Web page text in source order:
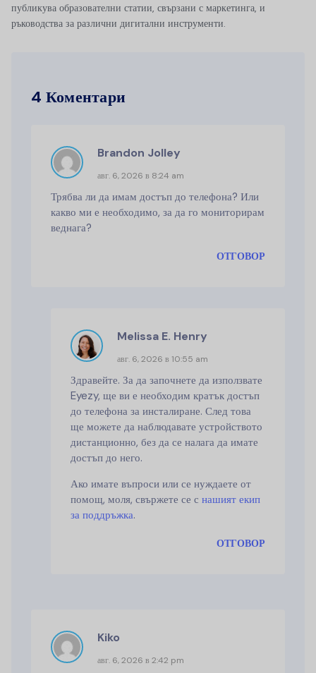
публикува образователни статии, свързани с маркетинга, и
ръководства за различни дигитални инструменти.
4 Коментари
Brandon Jolley
авг. 6, 2026 в 8:24 am
Трябва ли да имам достъп до телефона? Или
какво ми е необходимо, за да го мониторирам
веднага?
ОТГОВОР
Melissa E. Henry
авг. 6, 2026 в 10:55 am
Здравейте. За да започнете да използвате
Eyezy, ще ви е необходим кратък достъп
до телефона за инсталиране. След това
ще можете да наблюдавате устройството
дистанционно, без да се налага да имате
достъп до него.
Ако имате въпроси или се нуждаете от
помощ, моля, свържете се с нашият екип
за поддръжка.
ОТГОВОР
Kiko
авг. 6, 2026 в 2:42 pm